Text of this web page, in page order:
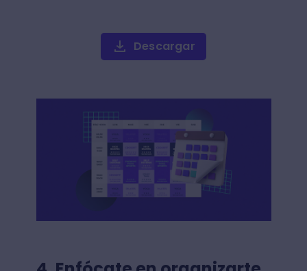
Descargar